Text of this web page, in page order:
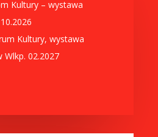
Kultury – wystawa
Kultury, wystawa
02.2027